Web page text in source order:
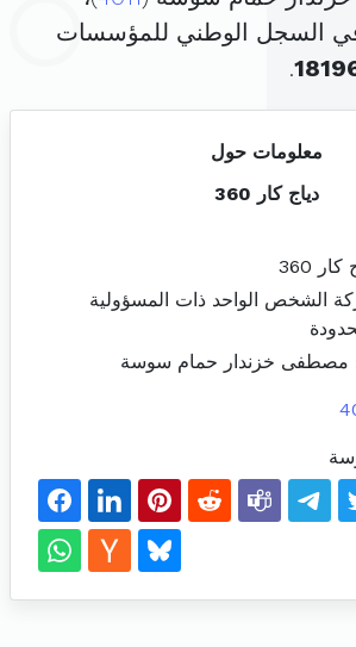
السجل الوطني للمؤسسات
.
معلومات حول
دياج كار 360
360
الشخص الواحد ذات المسؤولية
مصطفى خزندار حمام سوسة